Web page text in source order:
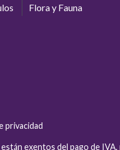
Flora y Fauna
privacidad
exentos del pago de IVA,